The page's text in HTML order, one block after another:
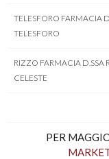
TELESFORO FARMACIA
TELESFORO
RIZZO FARMACIA D.SSA
CELESTE
PER